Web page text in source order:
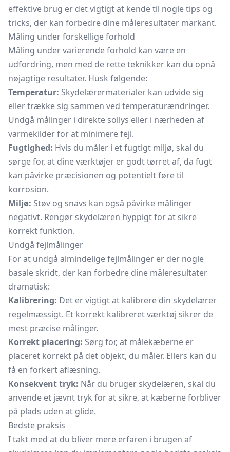
effektive brug er det vigtigt at kende til nogle tips og
tricks, der kan forbedre dine måleresultater markant.
Måling under forskellige forhold
Måling under varierende forhold kan være en
udfordring, men med de rette teknikker kan du opnå
nøjagtige resultater. Husk følgende:
Temperatur: Skydelærermaterialer kan udvide sig
eller trække sig sammen ved temperaturændringer.
Undgå målinger i direkte sollys eller i nærheden af
varmekilder for at minimere fejl.
Fugtighed: Hvis du måler i et fugtigt miljø, skal du
sørge for, at dine værktøjer er godt tørret af, da fugt
kan påvirke præcisionen og potentielt føre til
korrosion.
Miljø: Støv og snavs kan også påvirke målinger
negativt. Rengør skydelæren hyppigt for at sikre
korrekt funktion.
Undgå fejlmålinger
For at undgå almindelige fejlmålinger er der nogle
basale skridt, der kan forbedre dine måleresultater
dramatisk:
Kalibrering: Det er vigtigt at kalibrere din skydelærer
regelmæssigt. Et korrekt kalibreret værktøj sikrer de
mest præcise målinger.
Korrekt placering: Sørg for, at målekæberne er
placeret korrekt på det objekt, du måler. Ellers kan du
få en forkert aflæsning.
Konsekvent tryk: Når du bruger skydelæren, skal du
anvende et jævnt tryk for at sikre, at kæberne forbliver
på plads uden at glide.
Bedste praksis
I takt med at du bliver mere erfaren i brugen af